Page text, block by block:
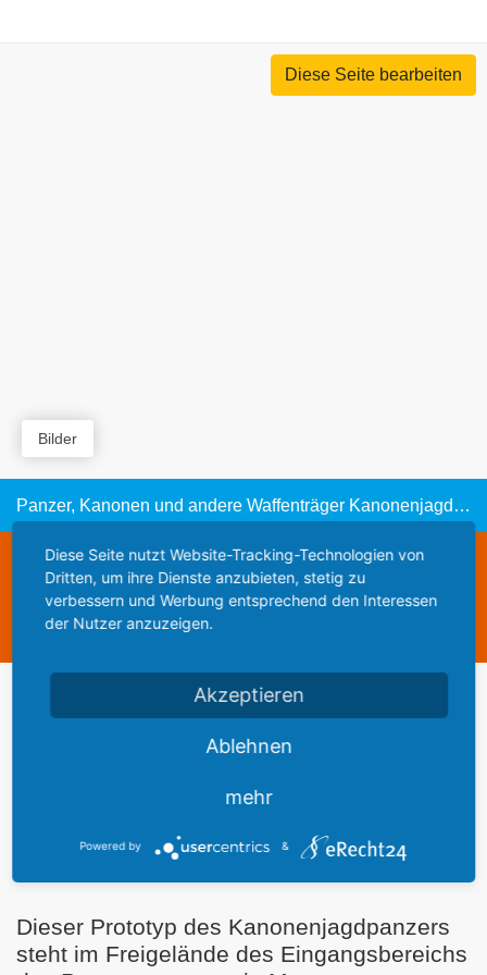
Diese Seite bearbeiten
Bilder
Panzer, Kanonen und andere Waffenträger Kanonenjagdpanzer (Prototyp HK 3/2):
Diese Webseite steht zum Verkauf
This website is for sale
Statistics
Dieser Prototyp des Kanonenjagdpanzers
steht im Freigelände des Eingangsbereichs
Diese Seite nutzt Website-Tracking-Technologien von
Dritten, um ihre Dienste anzubieten, stetig zu
verbessern und Werbung entsprechend den Interessen
der Nutzer anzuzeigen.
Akzeptieren
Ablehnen
mehr
Powered by &